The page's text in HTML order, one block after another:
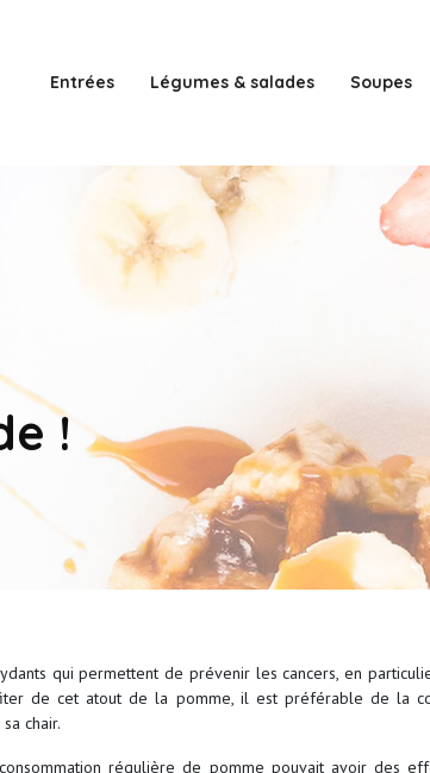
Entrées Légumes & salades Soupes
!
qui permettent de prévenir les cancers, en
de cet atout de la pomme, il est préférable de la
chair.
régulière de pomme pouvait avoir des